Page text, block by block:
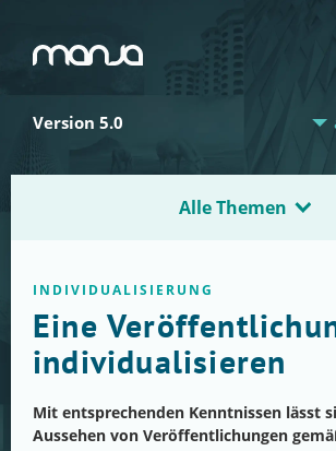
Navigation
Version 5.0
Alle Themen
INDIVIDUALISIERUNG
Eine
individualisieren
Mit entsprechenden Kenntnissen lässt
Aussehen von Veröffentlichungen